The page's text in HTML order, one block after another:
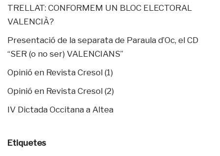
TRELLAT: CONFORMEM UN BLOC ELECTORAL
VALENCIÀ?
Presentació de la separata de Paraula d’Oc, el CD
“SER (o no ser) VALENCIANS”
Opinió en Revista Cresol (1)
Opinió en Revista Cresol (2)
IV Dictada Occitana a Altea
Etiquetes